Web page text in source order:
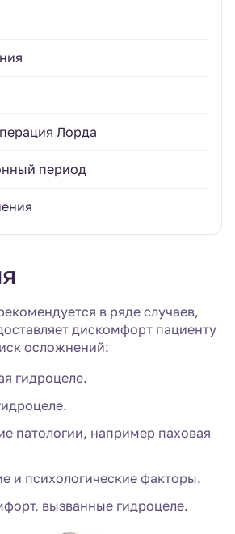
Лорда
период
в ряде случаев,
дискомфорт пациенту
осложнений:
гидроцеле.
патологии, например паховая
и психологические факторы.
вызванные гидроцеле.